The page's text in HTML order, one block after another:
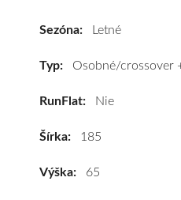
R15
Sezóna: Letné
Typ: Osobné/crossover
RunFlat: Nie
Šírka: 185
Výška: 65